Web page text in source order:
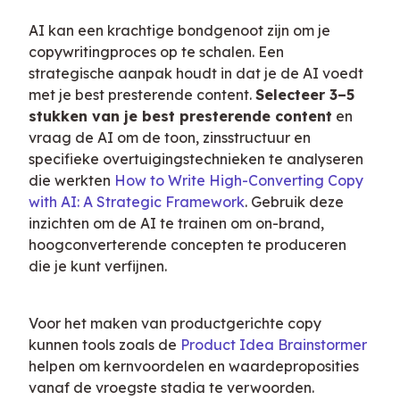
AI kan een krachtige bondgenoot zijn om je
copywritingproces op te schalen. Een
strategische aanpak houdt in dat je de AI voedt
met je best presterende content. Selecteer 3–5
stukken van je best presterende content en
vraag de AI om de toon, zinsstructuur en
specifieke overtuigingstechnieken te analyseren
die werkten How to Write High-Converting Copy
with AI: A Strategic Framework. Gebruik deze
inzichten om de AI te trainen om on-brand,
hoogconverterende concepten te produceren
die je kunt verfijnen.
Voor het maken van productgerichte copy
kunnen tools zoals de Product Idea Brainstormer
helpen om kernvoordelen en waardeproposities
vanaf de vroegste stadia te verwoorden.